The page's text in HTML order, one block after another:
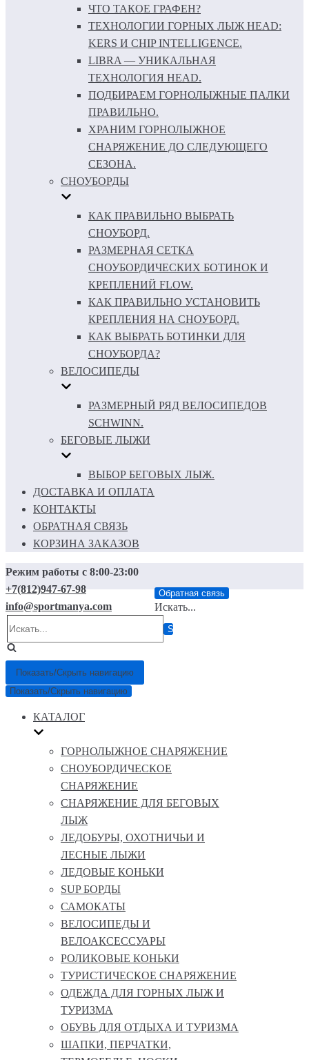
ЧТО ТАКОЕ ГРАФЕН?
ТЕХНОЛОГИИ ГОРНЫХ ЛЫЖ HEAD:
KERS И CHIP INTELLIGENCE.
LIBRA — УНИКАЛЬНАЯ
ТЕХНОЛОГИЯ HEAD.
ПОДБИРАЕМ ГОРНОЛЫЖНЫЕ ПАЛКИ
ПРАВИЛЬНО.
ХРАНИМ ГОРНОЛЫЖНОЕ
СНАРЯЖЕНИЕ ДО СЛЕДУЮЩЕГО
СЕЗОНА.
СНОУБОРДЫ
КАК ПРАВИЛЬНО ВЫБРАТЬ
СНОУБОРД.
РАЗМЕРНАЯ СЕТКА
СНОУБОРДИЧЕСКИХ БОТИНОК И
КРЕПЛЕНИЙ FLOW.
КАК ПРАВИЛЬНО УСТАНОВИТЬ
КРЕПЛЕНИЯ НА СНОУБОРД.
КАК ВЫБРАТЬ БОТИНКИ ДЛЯ
СНОУБОРДА?
ВЕЛОСИПЕДЫ
РАЗМЕРНЫЙ РЯД ВЕЛОСИПЕДОВ
SCHWINN.
БЕГОВЫЕ ЛЫЖИ
ВЫБОР БЕГОВЫХ ЛЫЖ.
ДОСТАВКА И ОПЛАТА
КОНТАКТЫ
ОБРАТНАЯ СВЯЗЬ
КОРЗИНА ЗАКАЗОВ
Режим работы с 8:00-23:00
+7(812)947-67-98
info@sportmanya.com
Обратная связь
Искать...
Показать/Скрыть навигацию
Показать/Скрыть навигацию
КАТАЛОГ
ГОРНОЛЫЖНОЕ СНАРЯЖЕНИЕ
СНОУБОРДИЧЕСКОЕ
СНАРЯЖЕНИЕ
СНАРЯЖЕНИЕ ДЛЯ БЕГОВЫХ
ЛЫЖ
ЛЕДОБУРЫ, ОХОТНИЧЬИ И
ЛЕСНЫЕ ЛЫЖИ
ЛЕДОВЫЕ КОНЬКИ
SUP БОРДЫ
САМОКАТЫ
ВЕЛОСИПЕДЫ И
ВЕЛОАКСЕССУАРЫ
РОЛИКОВЫЕ КОНЬКИ
ТУРИСТИЧЕСКОЕ СНАРЯЖЕНИЕ
ОДЕЖДА ДЛЯ ГОРНЫХ ЛЫЖ И
ТУРИЗМА
ОБУВЬ ДЛЯ ОТДЫХА И ТУРИЗМА
ШАПКИ, ПЕРЧАТКИ,